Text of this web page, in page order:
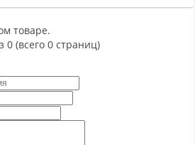
товаре.
0 (всего 0 страниц)